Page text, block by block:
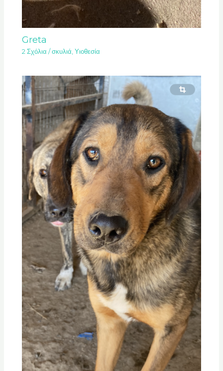
Greta
2 Σχόλια /σκυλιά ,Υιοθεσία